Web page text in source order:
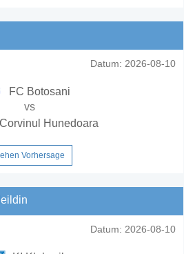
Datum: 2026-08-10
FC Botosani
vs
Hunedoara
Vorhersage
Datum: 2026-08-10